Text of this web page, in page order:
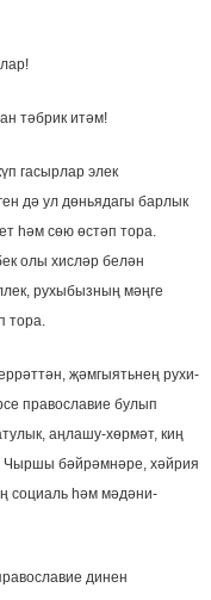
тәбрик итәм!
гасырлар элек
дә ул дөньядагы барлык
һәм сөю өстәп тора.
олы хисләр белән
рухыбызның мәңге
тора.
җәмгыятьнең рухи-
православие булып
аңлашу-хөрмәт, киң
Чыршы бәйрәмнәре, хәйрия
социаль һәм мәдәни-
динен